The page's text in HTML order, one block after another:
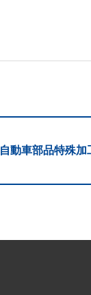
自動車部品特殊加